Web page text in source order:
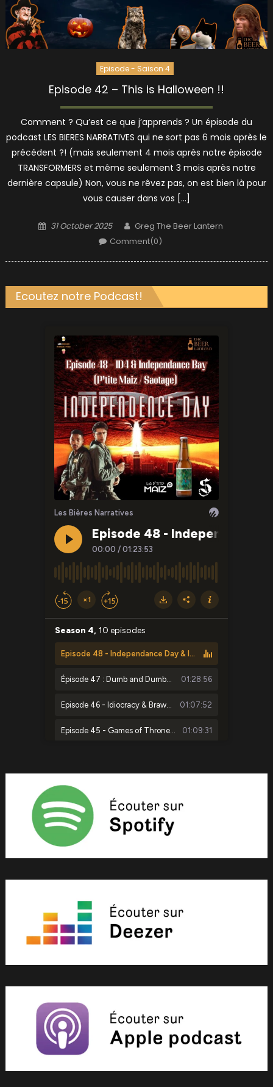
Episode - Saison 4
Episode 42 – This is Halloween !!
Comment ? Qu’est ce que j’apprends ? Un épisode du
podcast LES BIERES NARRATIVES qui ne sort pas 6 mois après le
précédent ?! (mais seulement 4 mois après notre épisode
TRANSFORMERS et même seulement 3 mois après notre
dernière capsule) Non, vous ne rêvez pas, on est bien là pour
vous causer dans vos […]
Posted
31 October 2025 Author
Greg The Beer Lantern
Comment(0)
Ecoutez notre Podcast!